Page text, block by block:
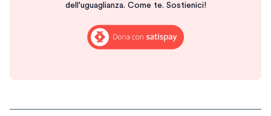
dell'uguaglianza. Come te. Sostienici!